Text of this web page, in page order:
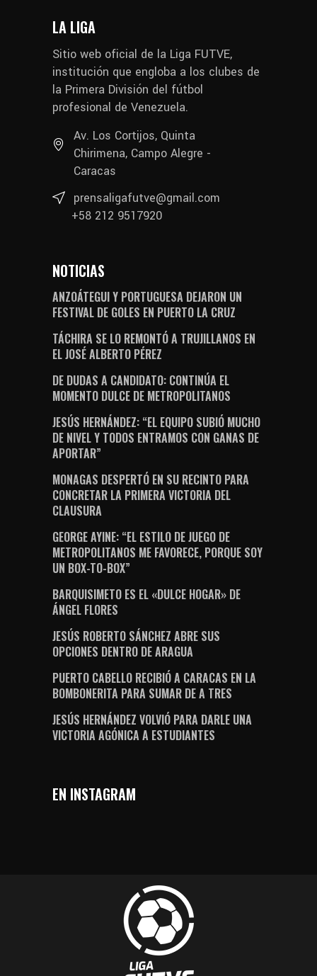
LA LIGA
Sitio web oficial de la Liga FUTVE,
institución que engloba a los clubes de
la Primera División del fútbol
profesional de Venezuela.
Av. Los Cortijos, Quinta
Chirimena, Campo Alegre -
Caracas
prensaligafutve@gmail.com
+58 212 9517920
NOTICIAS
ANZOÁTEGUI Y PORTUGUESA DEJARON UN
FESTIVAL DE GOLES EN PUERTO LA CRUZ
TÁCHIRA SE LO REMONTÓ A TRUJILLANOS EN
EL JOSÉ ALBERTO PÉREZ
DE DUDAS A CANDIDATO: CONTINÚA EL
MOMENTO DULCE DE METROPOLITANOS
JESÚS HERNÁNDEZ: “EL EQUIPO SUBIÓ MUCHO
DE NIVEL Y TODOS ENTRAMOS CON GANAS DE
APORTAR”
MONAGAS DESPERTÓ EN SU RECINTO PARA
CONCRETAR LA PRIMERA VICTORIA DEL
CLAUSURA
GEORGE AYINE: “EL ESTILO DE JUEGO DE
METROPOLITANOS ME FAVORECE, PORQUE SOY
UN BOX-TO-BOX”
BARQUISIMETO ES EL «DULCE HOGAR» DE
ÁNGEL FLORES
JESÚS ROBERTO SÁNCHEZ ABRE SUS
OPCIONES DENTRO DE ARAGUA
PUERTO CABELLO RECIBIÓ A CARACAS EN LA
BOMBONERITA PARA SUMAR DE A TRES
JESÚS HERNÁNDEZ VOLVIÓ PARA DARLE UNA
VICTORIA AGÓNICA A ESTUDIANTES
EN INSTAGRAM